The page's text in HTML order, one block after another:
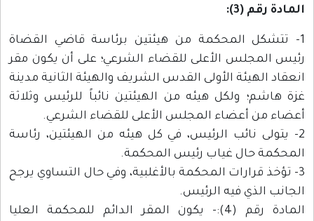
المادة رقم (3):
1- تتشكل المحكمة من هيئتين برئاسة قاضي القضاة
رئيس المجلس الأعلى للقضاء الشرعي؛ على أن يكون مقر
انعقاد الهيئة الأولى القدس الشريف والهيئة الثانية مدينة
غزة هاشم؛ ولكل هيئه من الهيئتين نائباً للرئيس وثلاثة
أعضاء من أعضاء المجلس الأعلى للقضاء الشرعي.
2- يتولى نائب الرئيس، في كل هيئه من الهيئتين، رئاسة
المحكمة حال غياب رئيس المحكمة.
3- تؤخذ قرارات المحكمة بالأغلبية، وفي حال التساوي يرجح
الجانب الذي فيه الرئيس.
المادة رقم (4):- يكون المقر الدائم للمحكمة العليا